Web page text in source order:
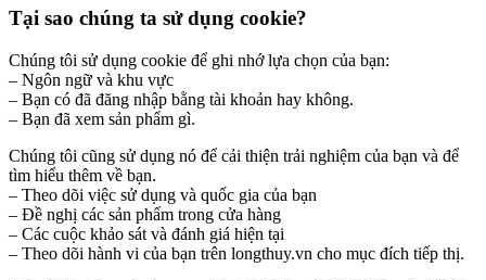
Tại sao chúng ta sử dụng cookie?
Chúng tôi sử dụng cookie để ghi nhớ lựa chọn của bạn:
– Ngôn ngữ và khu vực
– Bạn có đã đăng nhập bằng tài khoản hay không.
– Bạn đã xem sản phẩm gì.
Chúng tôi cũng sử dụng nó để cải thiện trải nghiệm của bạn và để
tìm hiểu thêm về bạn.
– Theo dõi việc sử dụng và quốc gia của bạn
– Đề nghị các sản phẩm trong cửa hàng
– Các cuộc khảo sát và đánh giá hiện tại
– Theo dõi hành vi của bạn trên longthuy.vn cho mục đích tiếp thị.